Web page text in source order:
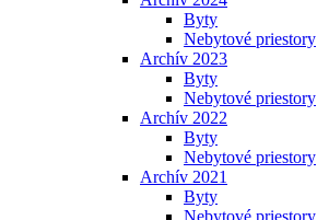
Byty
Nebytové priestory
Archív 2023
Byty
Nebytové priestory
Archív 2022
Byty
Nebytové priestory
Archív 2021
Byty
Nebytové priestory